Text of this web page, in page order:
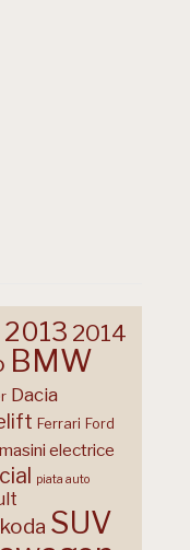
2013 2014
BMW
Dacia
Ferrari Ford
masini electrice
piata auto
SUV